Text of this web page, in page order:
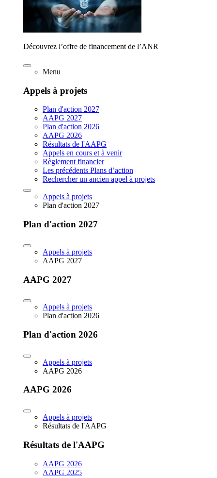
Découvrez l’offre de financement de l’ANR
Menu
Appels à projets
Plan d'action 2027
AAPG 2027
Plan d'action 2026
AAPG 2026
Résultats de l'AAPG
Appels en cours et à venir
Règlement financier
Les précédents Plans d’action
Rechercher un ancien appel à projets
Appels à projets
Plan d'action 2027
Plan d'action 2027
Appels à projets
AAPG 2027
AAPG 2027
Appels à projets
Plan d'action 2026
Plan d'action 2026
Appels à projets
AAPG 2026
AAPG 2026
Appels à projets
Résultats de l'AAPG
Résultats de l'AAPG
AAPG 2026
AAPG 2025